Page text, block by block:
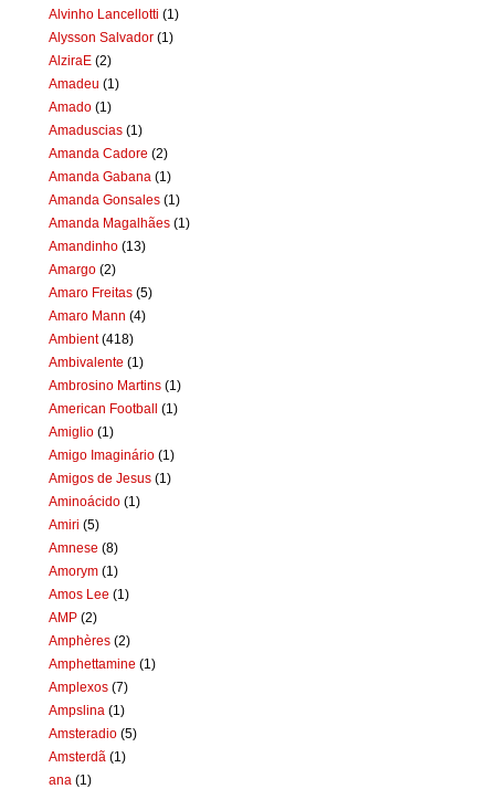
Alvinho Lancellotti (1)
Alysson Salvador (1)
AlziraE (2)
Amadeu (1)
Amado (1)
Amaduscias (1)
Amanda Cadore (2)
Amanda Gabana (1)
Amanda Gonsales (1)
Amanda Magalhães (1)
Amandinho (13)
Amargo (2)
Amaro Freitas (5)
Amaro Mann (4)
Ambient (418)
Ambivalente (1)
Ambrosino Martins (1)
American Football (1)
Amiglio (1)
Amigo Imaginário (1)
Amigos de Jesus (1)
Aminoácido (1)
Amiri (5)
Amnese (8)
Amorym (1)
Amos Lee (1)
AMP (2)
Amphères (2)
Amphettamine (1)
Amplexos (7)
Ampslina (1)
Amsteradio (5)
Amsterdã (1)
ana (1)